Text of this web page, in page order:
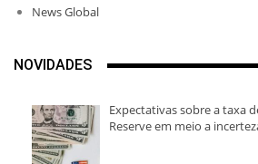
News Global
NOVIDADES
Expectativas sobre a taxa
Reserve em meio a